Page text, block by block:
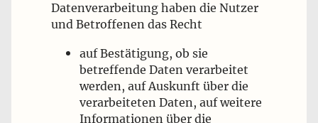
Datenverarbeitung haben die Nutzer
und Betroffenen das Recht
auf Bestätigung, ob sie
betreffende Daten verarbeitet
werden, auf Auskunft über die
verarbeiteten Daten, auf weitere
Informationen über die